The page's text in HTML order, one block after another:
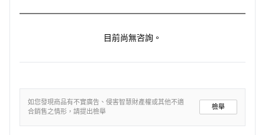
目前尚無咨詢。
如您發現商品有不實廣告、侵害智慧財產權或其他不適
合銷售之情形，請提出檢舉
檢舉